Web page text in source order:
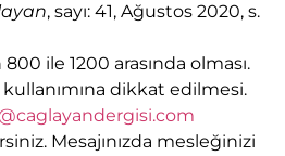
, sayı: 41, Ağustos 2020, s.
800 ile 1200 arasında olması.
dikkat edilmesi.
Mesajınızda mesleğinizi